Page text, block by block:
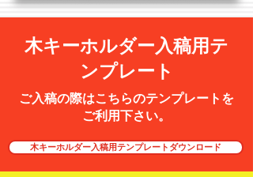
木キーホルダー入稿用テ
ンプレート
ご入稿の際はこちらのテンプレートを
ご利用下さい。
木キーホルダー入稿用テンプレートダウンロード